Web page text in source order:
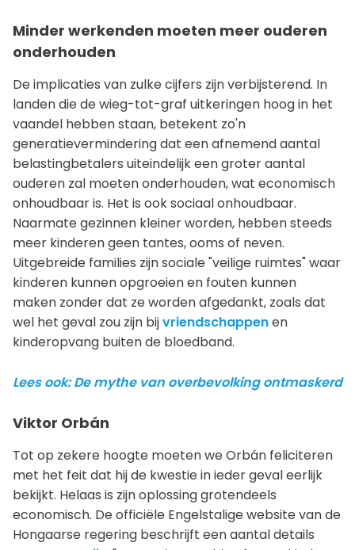
Minder werkenden moeten meer ouderen
onderhouden
De implicaties van zulke cijfers zijn verbijsterend. In
landen die de wieg-tot-graf uitkeringen hoog in het
vaandel hebben staan, betekent zo'n
generatievermindering dat een afnemend aantal
belastingbetalers uiteindelijk een groter aantal
ouderen zal moeten onderhouden, wat economisch
onhoudbaar is. Het is ook sociaal onhoudbaar.
Naarmate gezinnen kleiner worden, hebben steeds
meer kinderen geen tantes, ooms of neven.
Uitgebreide families zijn sociale "veilige ruimtes" waar
kinderen kunnen opgroeien en fouten kunnen
maken zonder dat ze worden afgedankt, zoals dat
wel het geval zou zijn bijvriendschappenen
kinderopvang buiten de bloedband.
Lees ook: De mythe van overbevolking ontmaskerd
Viktor Orbán
Tot op zekere hoogte moeten we Orbán feliciteren
met het feit dat hij de kwestie in ieder geval eerlijk
bekijkt. Helaas is zijn oplossing grotendeels
economisch. De officiële Engelstalige website van de
Hongaarse regering beschrijft een aantal details